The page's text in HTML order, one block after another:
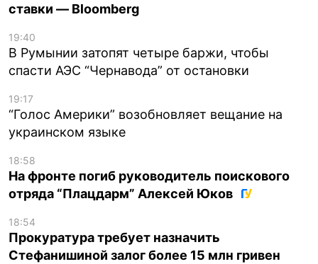
ставки — Bloomberg
19:40
В Румынии затопят четыре баржи, чтобы
спасти АЭС “Чернавода” от остановки
19:17
“Голос Америки” возобновляет вещание на
украинском языке
18:58
На фронте погиб руководитель поискового
отряда “Плацдарм” Алексей Юков
18:54
Прокуратура требует назначить
Стефанишиной залог более 15 млн гривен